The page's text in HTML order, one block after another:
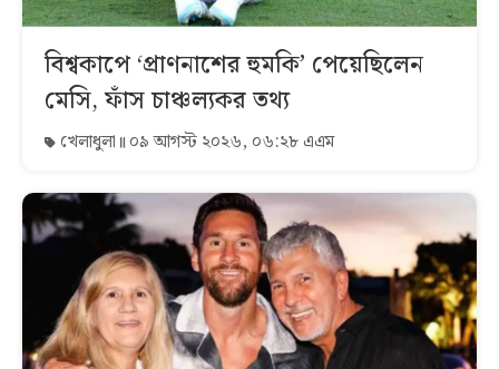
বিশ্বকাপে ‘প্রাণনাশের হুমকি’ পেয়েছিলেন
মেসি, ফাঁস চাঞ্চল্যকর তথ্য
খেলাধুলা ০৯ আগস্ট ২০২৬, ০৬:২৮ এএম